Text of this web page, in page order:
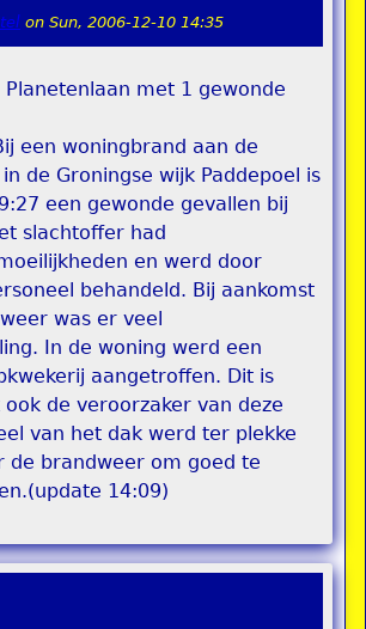
on Sun, 2006-12-10 14:35
Planetenlaan met 1 gewonde
een woningbrand aan de
de Groningse wijk Paddepoel is
een gewonde gevallen bij
slachtoffer had
en werd door
behandeld. Bij aankomst
was er veel
In de woning werd een
aangetroffen. Dit is
de veroorzaker van deze
van het dak werd ter plekke
de brandweer om goed te
14:09)